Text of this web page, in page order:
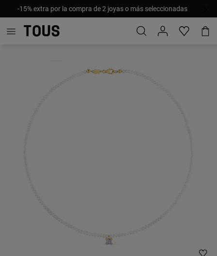
-15% extra por la compra de 2 joyas o más seleccionadas